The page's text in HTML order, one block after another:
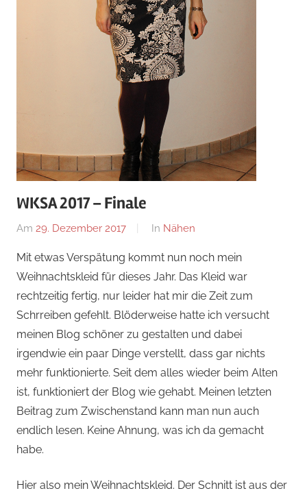
WKSA 2017 – Finale
Am 29. Dezember 2017
Von
In Nähen
Mit etwas Verspätung kommt nun noch mein
Weihnachtskleid für dieses Jahr. Das Kleid war
rechtzeitig fertig, nur leider hat mir die Zeit zum
Schrreiben gefehlt. Blöderweise hatte ich versucht
meinen Blog schöner zu gestalten und dabei
irgendwie ein paar Dinge verstellt, dass gar nichts
mehr funktionierte. Seit dem alles wieder beim Alten
ist, funktioniert der Blog wie gehabt. Meinen letzten
Beitrag zum Zwischenstand kann man nun auch
endlich lesen. Keine Ahnung, was ich da gemacht
habe.
Hier also mein Weihnachtskleid. Der Schnitt ist aus der